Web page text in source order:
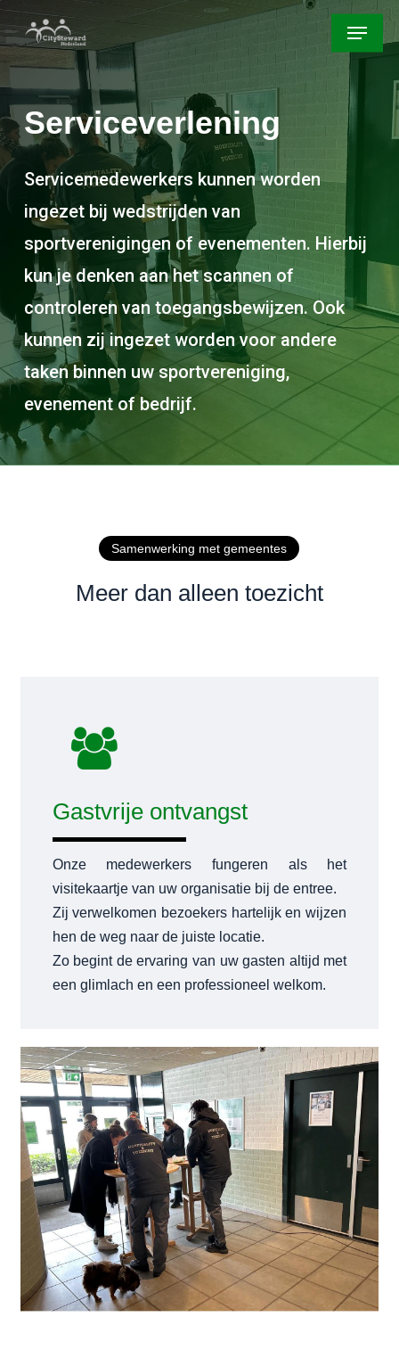
Skip
to
Menu
Serviceverlening
Servicemedewerkers kunnen worden
ingezet bij wedstrijden van
sportverenigingen of evenementen. Hierbij
kun je denken aan het scannen of
controleren van toegangsbewijzen. Ook
kunnen zij ingezet worden voor andere
taken binnen uw sportvereniging,
evenement of bedrijf.
Samenwerking met gemeentes
Meer dan alleen toezicht
Gastvrije ontvangst
Onze medewerkers fungeren als het
visitekaartje van uw organisatie bij de entree.
Zij verwelkomen bezoekers hartelijk en wijzen
hen de weg naar de juiste locatie.
Zo begint de ervaring van uw gasten altijd met
een glimlach en een professioneel welkom.